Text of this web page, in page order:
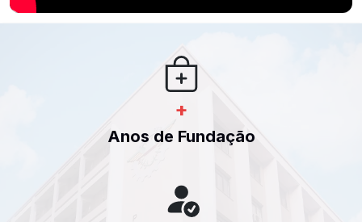
+
Anos de Fundação